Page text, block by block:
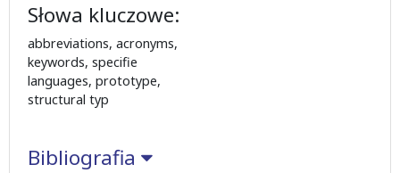
Słowa kluczowe:
abbreviations, acronyms,
keywords, specifie
languages, prototype,
structural typ
Bibliografia